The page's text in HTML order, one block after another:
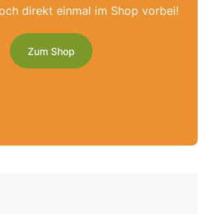
direkt einmal im Shop vorbei!
Zum Shop